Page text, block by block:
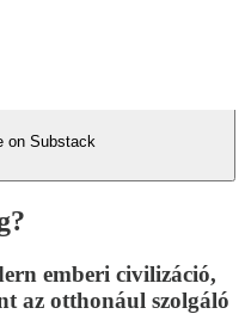
on Substack
emberi civilizáció,
az otthonául szolgáló